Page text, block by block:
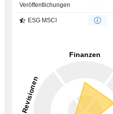
Veröffentlichungen
ESG MSCI